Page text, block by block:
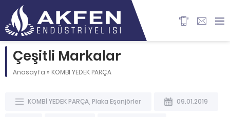
Çeşitli Markalar
Anasayfa » KOMBİ YEDEK PARÇA
KOMBİ YEDEK PARÇA Plaka Eşanjörler 09.01.2019